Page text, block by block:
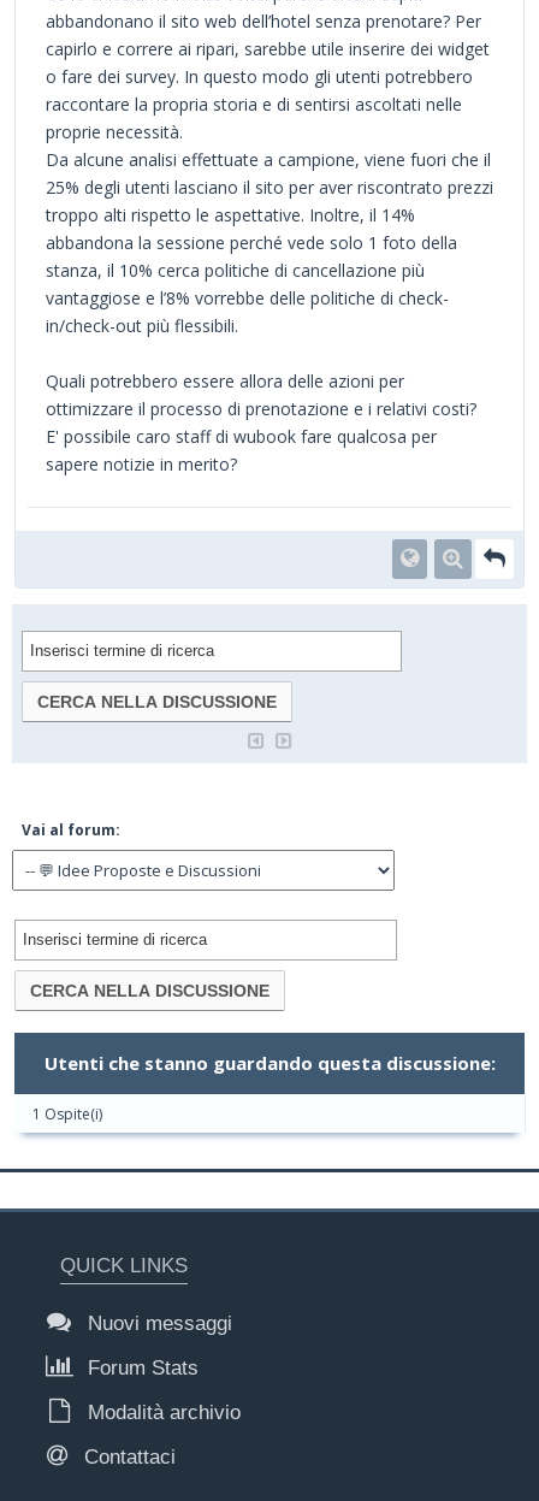
abbandonano il sito web dell’hotel senza prenotare? Per
capirlo e correre ai ripari, sarebbe utile inserire dei widget
o fare dei survey. In questo modo gli utenti potrebbero
raccontare la propria storia e di sentirsi ascoltati nelle
proprie necessità.
Da alcune analisi effettuate a campione, viene fuori che il
25% degli utenti lasciano il sito per aver riscontrato prezzi
troppo alti rispetto le aspettative. Inoltre, il 14%
abbandona la sessione perché vede solo 1 foto della
stanza, il 10% cerca politiche di cancellazione più
vantaggiose e l’8% vorrebbe delle politiche di check-
in/check-out più flessibili.
Quali potrebbero essere allora delle azioni per
ottimizzare il processo di prenotazione e i relativi costi?
E' possibile caro staff di wubook fare qualcosa per
sapere notizie in merito?
Vai al forum:
Utenti che stanno guardando questa discussione:
1 Ospite(i)
QUICK LINKS
Nuovi messaggi
Forum Stats
Modalità archivio
Contattaci